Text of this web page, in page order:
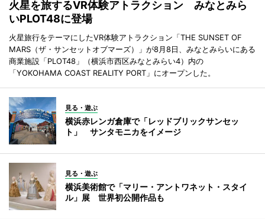
火星を旅するVR体験アトラクション みなとみら
いPLOT48に登場
火星旅行をテーマにしたVR体験アトラクション「THE SUNSET OF
MARS（ザ・サンセットオブマーズ）」が8月8日、みなとみらいにある
商業施設「PLOT48」（横浜市西区みなとみらい4）内の
「YOKOHAMA COAST REALITY PORT」にオープンした。
見る・遊ぶ
横浜赤レンガ倉庫で「レッドブリックサンセッ
ト」 サンタモニカをイメージ
見る・遊ぶ
横浜美術館で「マリー・アントワネット・スタイ
ル」展 世界初公開作品も